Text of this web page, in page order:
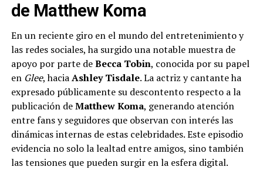
de Matthew Koma
En un reciente giro en el mundo del entretenimiento y
las redes sociales, ha surgido una notable muestra de
apoyo por parte deBecca Tobin, conocida por su papel
en Glee, haciaAshley Tisdale. La actriz y cantante ha
expresado públicamente su descontento respecto a la
publicación deMatthew Koma, generando atención
entre fans y seguidores que observan con interés las
dinámicas internas de estas celebridades. Este episodio
evidencia no solo la lealtad entre amigos, sino también
las tensiones que pueden surgir en la esfera digital.